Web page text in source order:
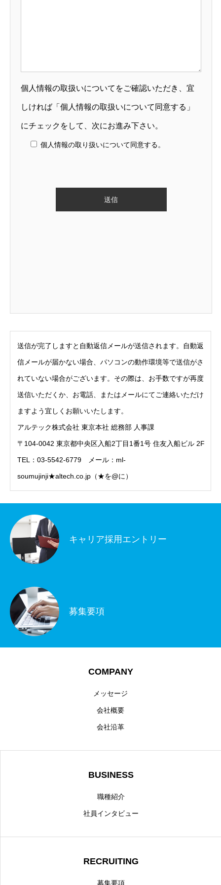
個人情報の取扱いについてをご確認いただき、宜
しければ「個人情報の取扱いについて同意する」
にチェックをして、次にお進み下さい。
個人情報の取り扱いについて同意する。
送信が完了しますと自動返信メールが送信されます。自動返
信メールが届かない場合、パソコンの動作環境等で送信がさ
れていない場合がございます。その際は、お手数ですが再度
送信いただくか、お電話、またはメールにてご連絡いただけ
ますよう宜しくお願いいたします。
アルテック株式会社 東京本社 総務部 人事課
〒104-0042 東京都中央区入船2丁目1番1号 住友入船ビル 2F
TEL：03-5542-6779 メール：ml-
soumujinji★altech.co.jp（★を@に）
キャリア採用エントリー
募集要項
COMPANY
メッセージ
会社概要
会社沿革
BUSINESS
職種紹介
社員インタビュー
RECRUITING
募集要項